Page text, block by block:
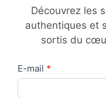
Découvrez les
authentiques et
sortis du
Contact
Us
E-mail *